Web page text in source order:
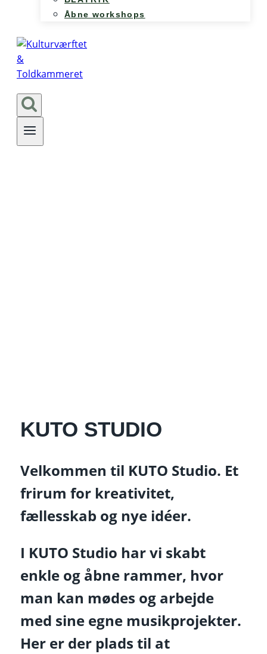
Åbne workshops
KUTO STUDIO
Velkommen til KUTO Studio. Et
frirum for kreativitet,
fællesskab og nye idéer.
I KUTO Studio har vi skabt
enkle og åbne rammer, hvor
man kan mødes og arbejde
med sine egne musikprojekter.
Her er der plads til at